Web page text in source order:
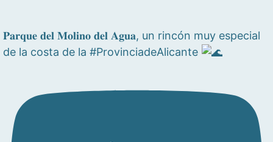
𝐏𝐚𝐫𝐪𝐮𝐞 𝐝𝐞𝐥 𝐌𝐨𝐥𝐢𝐧𝐨 𝐝𝐞𝐥 𝐀𝐠𝐮𝐚, un rincón muy especial
de la costa de la #ProvinciadeAlicante